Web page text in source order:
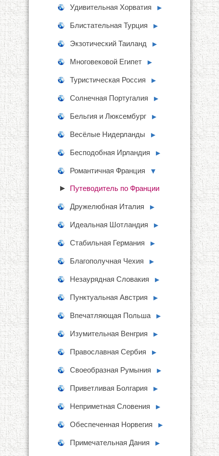
Удивительная Хорватия ►
Блистательная Турция ►
Экзотический Таиланд ►
Многовековой Египет ►
Туристическая Россия ►
Солнечная Португалия ►
Бельгия и Люксембург ►
Весёлые Нидерланды ►
Бесподобная Ирландия ►
Романтичная Франция ▼
Путеводитель по Франции
Дружелюбная Италия ►
Идеальная Шотландия ►
Стабильная Германия ►
Благополучная Чехия ►
Незаурядная Словакия ►
Пунктуальная Австрия ►
Впечатляющая Польша ►
Изумительная Венгрия ►
Православная Сербия ►
Своеобразная Румыния ►
Приветливая Болгария ►
Неприметная Словения ►
Обеспеченная Норвегия ►
Примечательная Дания ►